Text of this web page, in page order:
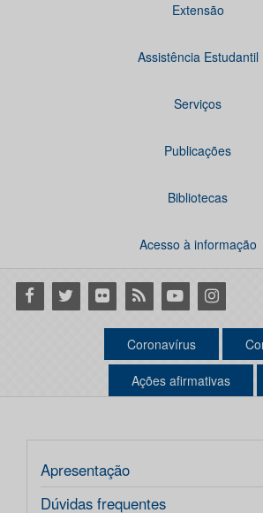
Extensão
Assistência Estudantil
Serviços
Publicações
Bibliotecas
Acesso à informação
Facebook
Twitter Flickr RSS YoutubeInstagram
Coronavírus
Ações afirmativas
Apresentação
Dúvidas frequentes